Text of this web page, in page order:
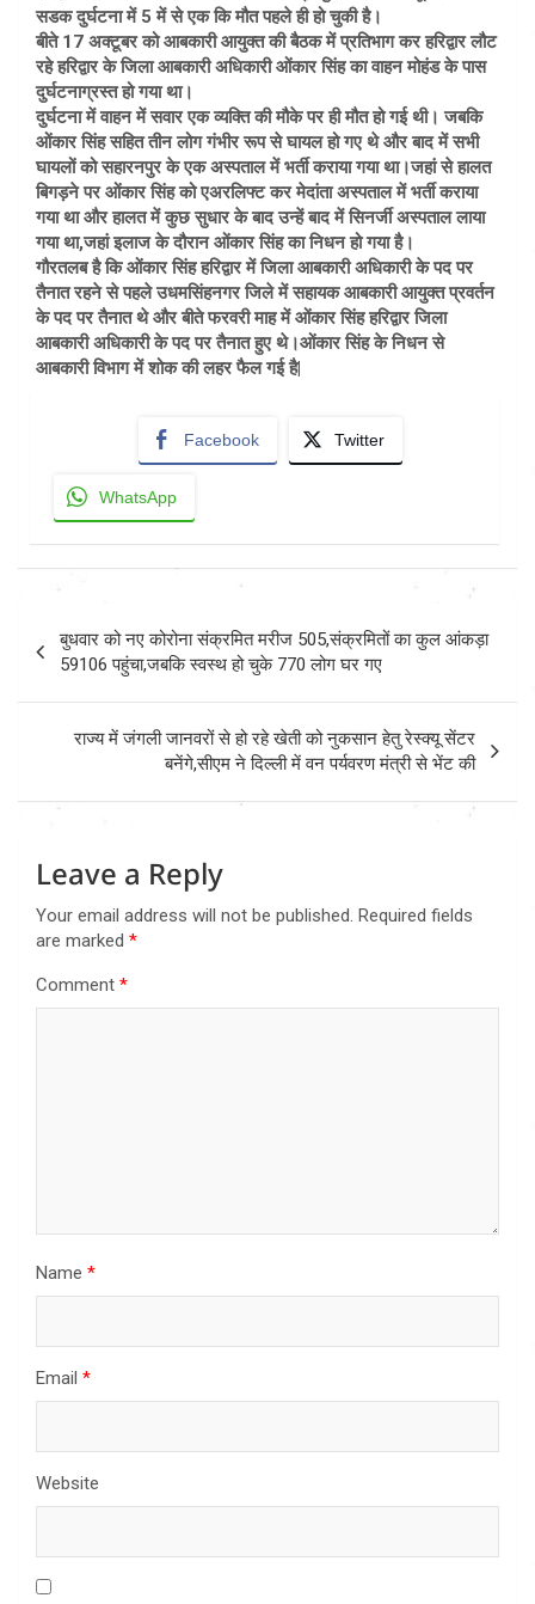
सडक दुर्घटना में 5 में से एक कि मौत पहले ही हो चुकी है।
बीते 17 अक्टूबर को आबकारी आयुक्त की बैठक में प्रतिभाग कर हरिद्वार लौट
रहे हरिद्वार के जिला आबकारी अधिकारी ओंकार सिंह का वाहन मोहंड के पास
दुर्घटनाग्रस्त हो गया था।
दुर्घटना में वाहन में सवार एक व्यक्ति की मौके पर ही मौत हो गई थी। जबकि
ओंकार सिंह सहित तीन लोग गंभीर रूप से घायल हो गए थे और बाद में सभी
घायलों को सहारनपुर के एक अस्पताल में भर्ती कराया गया था।जहां से हालत
बिगड़ने पर ओंकार सिंह को एअरलिफ्ट कर मेदांता अस्पताल में भर्ती कराया
गया था और हालत में कुछ सुधार के बाद उन्हें बाद में सिनर्जी अस्पताल लाया
गया था,जहां इलाज के दौरान ओंकार सिंह का निधन हो गया है।
गौरतलब है कि ओंकार सिंह हरिद्वार में जिला आबकारी अधिकारी के पद पर
तैनात रहने से पहले उधमसिंहनगर जिले में सहायक आबकारी आयुक्त प्रवर्तन
के पद पर तैनात थे और बीते फरवरी माह में ओंकार सिंह हरिद्वार जिला
आबकारी अधिकारी के पद पर तैनात हुए थे।ओंकार सिंह के निधन से
आबकारी विभाग में शोक की लहर फैल गई है|
Facebook Twitter
WhatsApp
navigation
बुधवार को नए कोरोना संक्रमित मरीज 505,संक्रमितों का कुल आंकड़ा
59106 पहुंचा,जबकि स्वस्थ हो चुके 770 लोग घर गए
राज्य में जंगली जानवरों से हो रहे खेती को नुकसान हेतु रेस्क्यू सेंटर
बनेंगे,सीएम ने दिल्ली में वन पर्यवरण मंत्री से भेंट की
Leave a Reply
Your email address will not be published. Required fields
are marked *
Comment *
Name *
Email *
Website